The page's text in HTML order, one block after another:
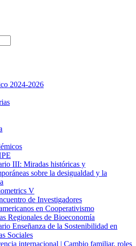
2024-2026
III: Miradas históricas y
sobre la desigualdad y la
V
de Investigadores
en Cooperativismo
Regionales de Bioeconomía
Enseñanza de la Sostenibilidad en
Sociales
internacional | Cambio familiar, roles